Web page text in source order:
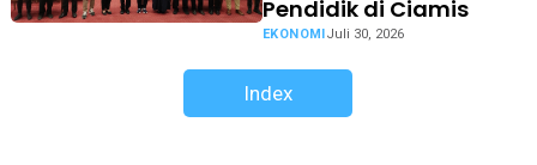
Pendidik di Ciamis
EKONOMIJuli 30, 2026
Index